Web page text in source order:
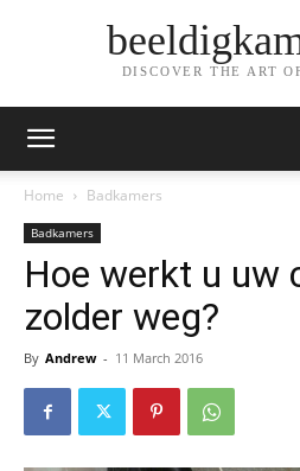
DISCOVER THE ART
Home Badkamers
Badkamers
​Hoe werkt u uw
zolder weg?
By Andrew - 11 March 2016